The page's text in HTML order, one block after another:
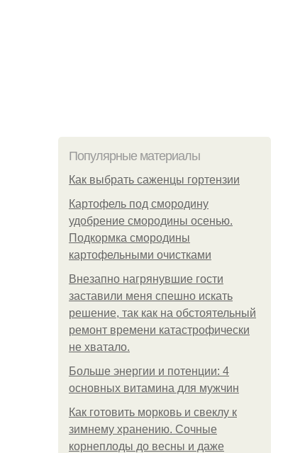
Популярные материалы
Как выбрать саженцы гортензии
Картофель под смородину
удобрение смородины осенью.
Подкормка смородины
картофельными очистками
Внезапно нагрянувшие гости
заставили меня спешно искать
решение, так как на обстоятельный
ремонт времени катастрофически
не хватало.
Больше энергии и потенции: 4
основных витамина для мужчин
Как готовить морковь и свеклу к
зимнему хранению. Сочные
корнеплоды до весны и даже